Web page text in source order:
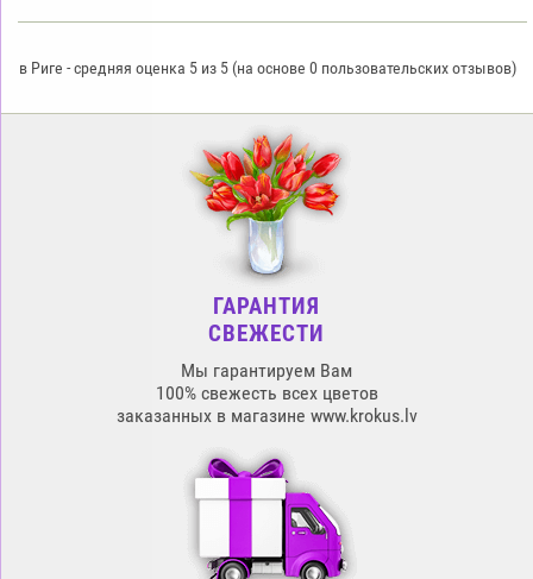
в Риге -средняя оценка 5 из 5 (на основе 0 пользовательских отзывов)
ГАРАНТИЯ
СВЕЖЕСТИ
Мы гарантируем Вам
100% свежесть всех цветов
заказанных в магазине www.krokus.lv